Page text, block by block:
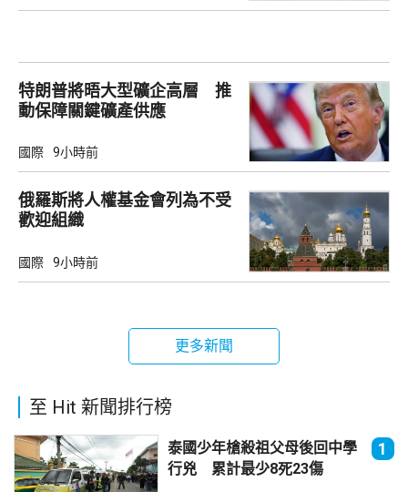
特朗普將晤大型礦企高層 推
動保障關鍵礦產供應
國際 9小時前
俄羅斯將人權基金會列為不受
歡迎組織
國際 9小時前
更多新聞
至 Hit 新聞排行榜
泰國少年槍殺祖父母後回中學
行兇 累計最少8死23傷
1